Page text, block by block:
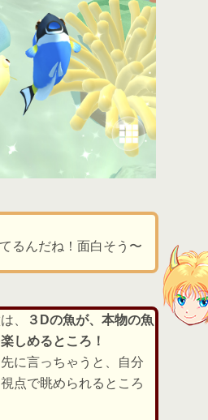
るんだね！面白そう〜
、
３Dの魚が、本物の魚
しめるところ！
に言っちゃうと、自分
点で眺められるところ